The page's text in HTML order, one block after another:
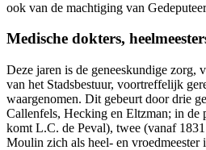
ook van de machtiging van
Medische dokters,
Deze jaren is de geneeskundige zorg,
van het Stadsbestuur, voortreffelijk
waargenomen. Dit gebeurt door drie
Callenfels, Hecking en Eltzman; in de
komt L.C. de Peval), twee (vanaf
Moulin zich als heel- en vroedmeester